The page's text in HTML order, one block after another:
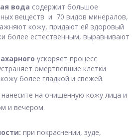
вода содержит большое
веществ и 70 видов минералов,
кожу, придают ей здоровый
более естественным, выравнивают
ускоряет процесс
омертвевшие клетки
более гладкой и свежей.
нанесите на очищенную кожу лица и
и вечером.
при покраснении, зуде,